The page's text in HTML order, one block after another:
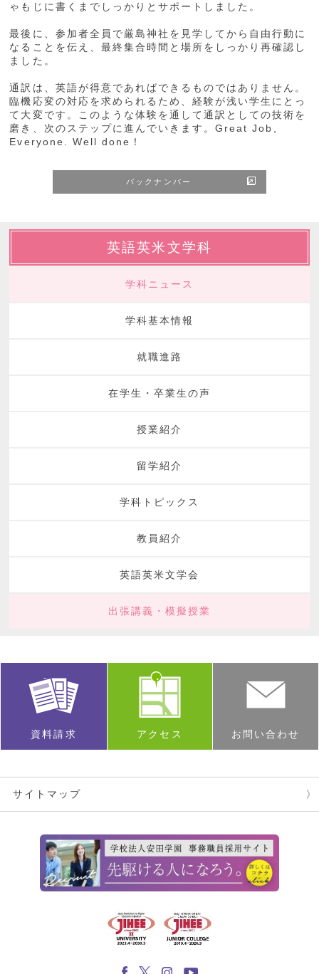
ゃもじに書くまでしっかりとサポートしました。
最後に、参加者全員で厳島神社を見学してから自由行動に
なることを伝え、最終集合時間と場所をしっかり再確認し
ました。
通訳は、英語が得意であればできるものではありません。
臨機応変の対応を求められるため、経験が浅い学生にとっ
て大変です。このような体験を通して通訳としての技術を
磨き、次のステップに進んでいきます。Great Job,
Everyone. Well done！
バックナンバー
英語英米文学科
学科ニュース
学科基本情報
就職進路
在学生・卒業生の声
授業紹介
留学紹介
学科トピックス
教員紹介
英語英米文学会
出張講義・模擬授業
資料請求 アクセス お問い合わせ
サイトマップ